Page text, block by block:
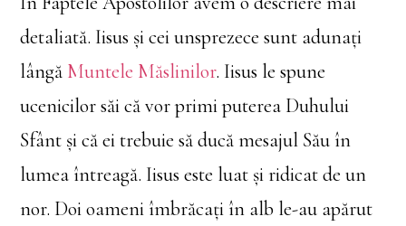
detaliată. Iisus și cei unsprezece sunt adunați
lângă Muntele Măslinilor. Iisus le spune
ucenicilor săi că vor primi puterea Duhului
Sfânt și că ei trebuie să ducă mesajul Său în
lumea întreagă. Iisus este luat și ridicat de un
nor. Doi oameni îmbrăcați în alb le-au apărut